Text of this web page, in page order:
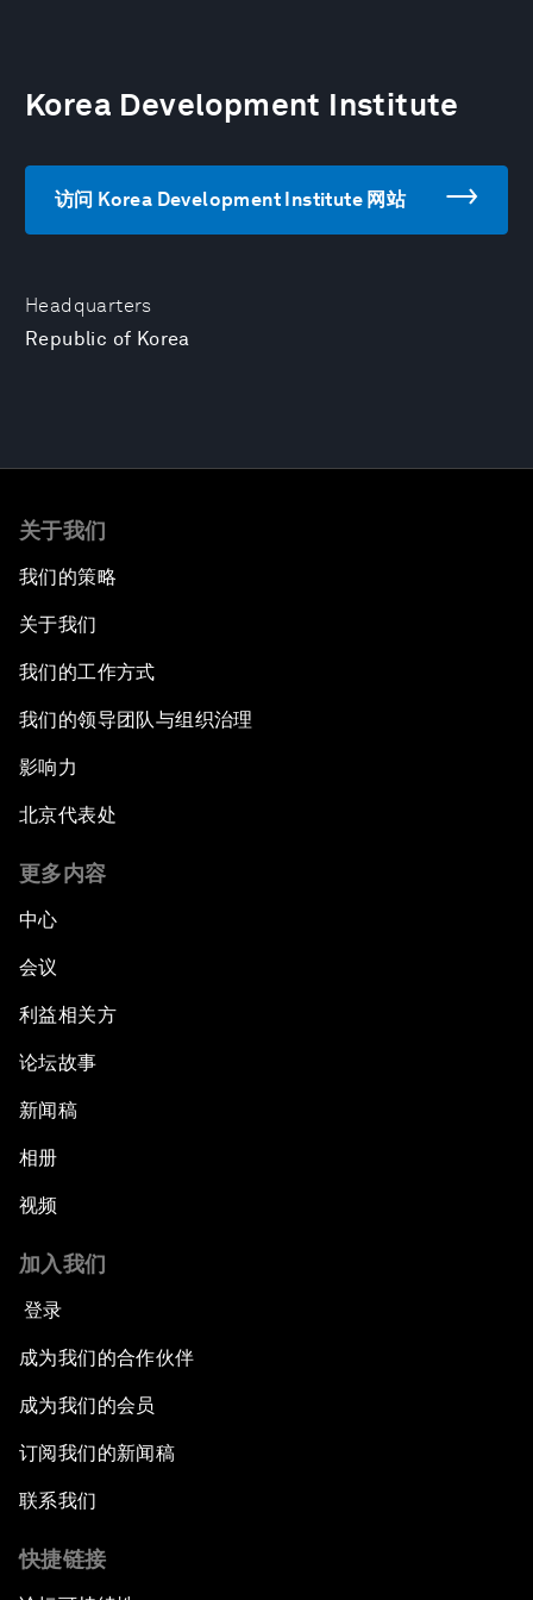
Headquarters
Republic of Korea
Korea Development Institute
访问 Korea Development Institute 网站
关于我们
我们的策略
关于我们
我们的工作方式
我们的领导团队与组织治理
影响力
北京代表处
更多内容
中心
会议
利益相关方
论坛故事
新闻稿
相册
视频
加入我们
登录
成为我们的合作伙伴
成为我们的会员
订阅我们的新闻稿
联系我们
快捷链接